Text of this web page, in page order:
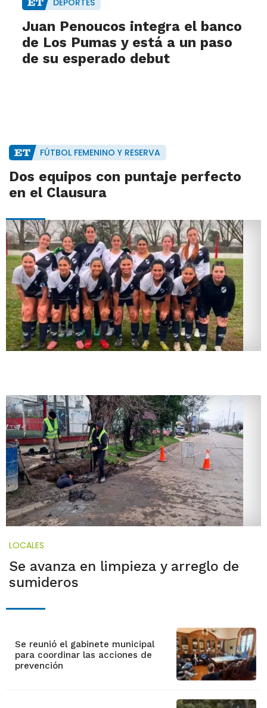
Juan Penoucos integra el banco
de Los Pumas y está a un paso
de su esperado debut
FÚTBOL FEMENINO Y RESERVA
Dos equipos con puntaje perfecto
en el Clausura
LOCALES
Se avanza en limpieza y arreglo de
sumideros
Se reunió el gabinete municipal
para coordinar las acciones de
prevención